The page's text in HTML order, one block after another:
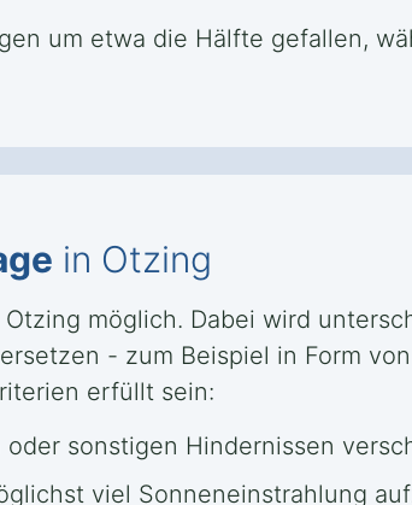
um etwa die Hälfte gefallen,
in Otzing
möglich. Dabei wird
- zum Beispiel in Form von
erfüllt sein:
sonstigen Hindernissen
viel Sonneneinstrahlung